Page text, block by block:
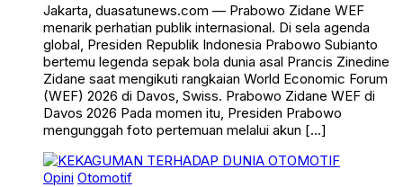
Jakarta, duasatunews.com — Prabowo Zidane WEF
menarik perhatian publik internasional. Di sela agenda
global, Presiden Republik Indonesia Prabowo Subianto
bertemu legenda sepak bola dunia asal Prancis Zinedine
Zidane saat mengikuti rangkaian World Economic Forum
(WEF) 2026 di Davos, Swiss. Prabowo Zidane WEF di
Davos 2026 Pada momen itu, Presiden Prabowo
mengunggah foto pertemuan melalui akun […]
Opini Otomotif